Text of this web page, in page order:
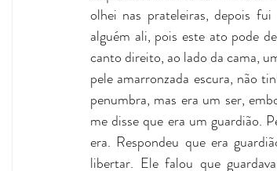
olhei nas prateleiras, depois
alguém ali, pois este ato pode
canto direito, ao lado da cama,
pele amarronzada escura, não
penumbra, mas era um ser,
me disse que era um guardião.
era. Respondeu que era
libertar. Ele falou que